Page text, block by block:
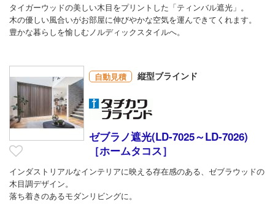
タイガーウッドの美しい木目をプリントした「ティンバル遮光」。
木の優しい風合いがお部屋に伸びやかな空気を運んできてくれます。
豊かな暮らしを愉しむノルディックスタイルへ。
自動見積 縦型ブラインド
ゼブラノ遮光(LD-7025～LD-7026)
［ホームタコス］
インダストリアルなインテリアに映える存在感のある、ゼブラウッドの
木目調デザイン。
落ち着きのあるモダンリビングに。